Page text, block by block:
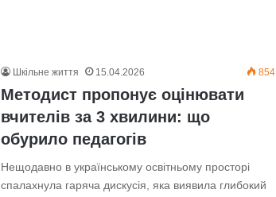
Шкільне життя 15.04.2026 854
Методист пропонує оцінювати
вчителів за 3 хвилини: що
обурило педагогів
Нещодавно в українському освітньому просторі
спалахнула гаряча дискусія, яка виявила глибокий